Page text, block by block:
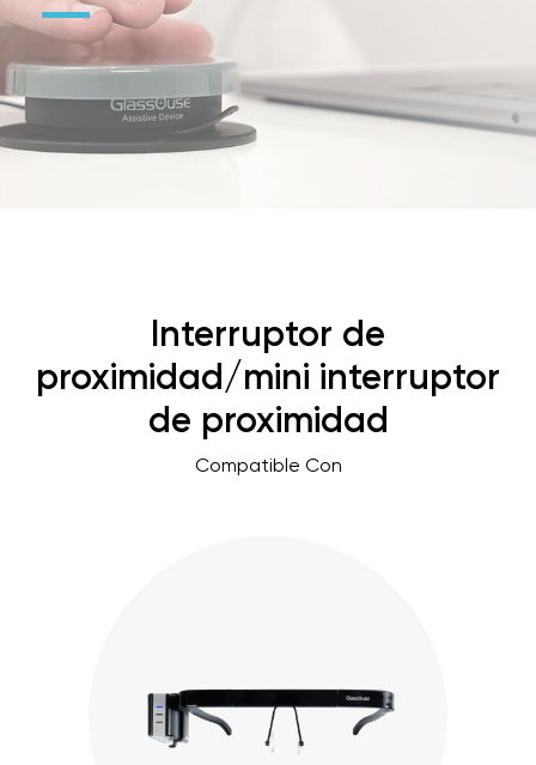
Interruptor de
proximidad/mini interruptor
de proximidad
Compatible Con